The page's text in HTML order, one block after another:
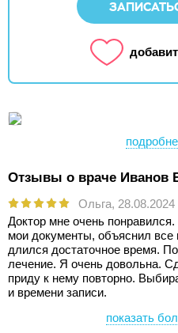
Отзывы о враче Иванов
Ольга, 28.08.2024
Доктор мне очень
мои документы, объяснил
длился достаточное время.
лечение. Я очень довольна.
приду к нему повторно.
и времени записи.
показать